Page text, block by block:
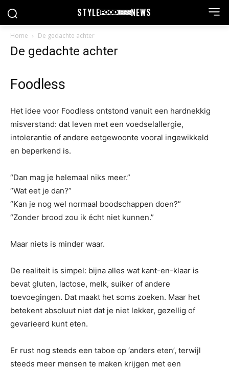
STYLE NEWS
Home De gedachte achter
De gedachte achter
Foodless
Het idee voor Foodless ontstond vanuit een hardnekkig
misverstand: dat leven met een voedselallergie,
intolerantie of andere eetgewoonte vooral ingewikkeld
en beperkend is.
“Dan mag je helemaal niks meer.”
“Wat eet je dan?”
“Kan je nog wel normaal boodschappen doen?”
“Zonder brood zou ik écht niet kunnen.”
Maar niets is minder waar.
De realiteit is simpel: bijna alles wat kant-en-klaar is
bevat gluten, lactose, melk, suiker of andere
toevoegingen. Dat maakt het soms zoeken. Maar het
betekent absoluut niet dat je niet lekker, gezellig of
gevarieerd kunt eten.
Er rust nog steeds een taboe op ‘anders eten’, terwijl
steeds meer mensen te maken krijgen met een